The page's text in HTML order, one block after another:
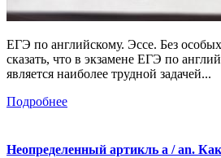
ЕГЭ по английскому. Эссе. Без
сказать, что в экзамене ЕГЭ по
является наиболее трудной задачей...
Подробнее
Неопределенный артикль a / an.